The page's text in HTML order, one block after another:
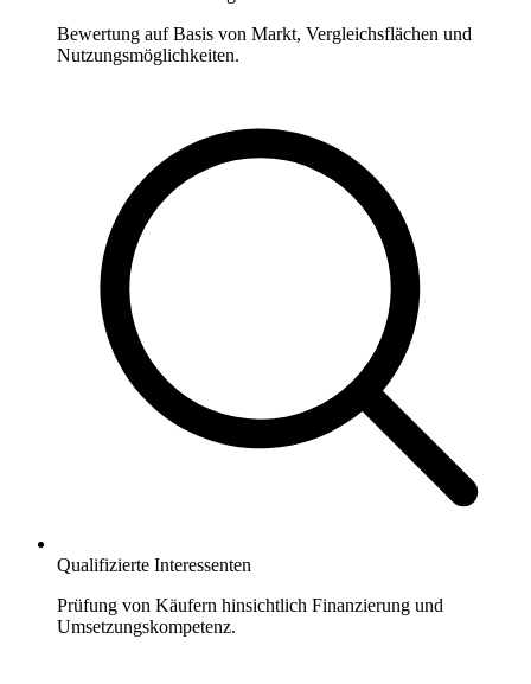
Bewertung auf Basis von Markt, Vergleichsflächen und
Nutzungsmöglichkeiten.
Qualifizierte Interessenten
Prüfung von Käufern hinsichtlich Finanzierung und
Umsetzungskompetenz.